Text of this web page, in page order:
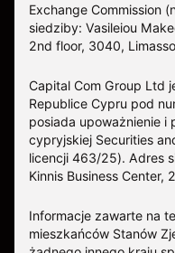
Exchange Commission
siedziby: Vasileiou
2nd floor, 3040,
Capital Com Group Ltd
Republice Cypru pod
posiada upoważnienie i
cypryjskiej Securities
licencji 463/25). Adres
Kinnis Business Center,
Informacje zawarte na
mieszkańców Stanów